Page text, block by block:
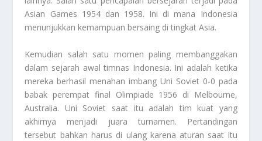
Asian Games 1954 dan 1958. Ini di mana Indonesia
menunjukkan kemampuan bersaing di tingkat Asia.
Kemudian salah satu momen paling membanggakan
dalam sejarah awal timnas Indonesia. Ini adalah ketika
mereka berhasil menahan imbang Uni Soviet 0-0 pada
babak perempat final Olimpiade 1956 di Melbourne,
Australia. Uni Soviet saat itu adalah tim kuat yang
akhirnya menjadi juara turnamen. Pertandingan
tersebut bahkan harus di ulang karena aturan saat itu